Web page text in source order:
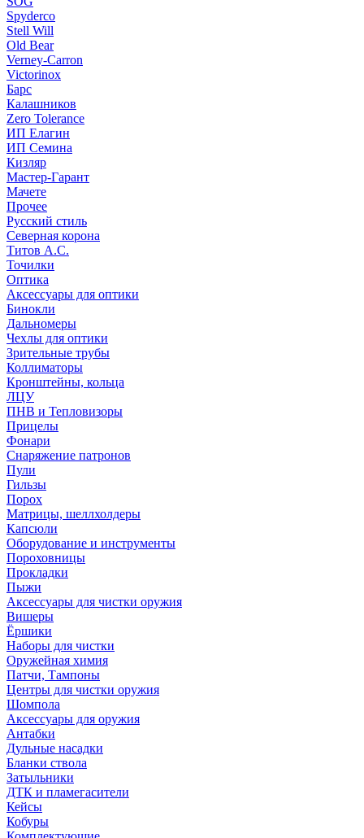
Spyderco
Stell Will
Old Bear
Verney-Carron
Victorinox
Барс
Калашников
Zero Tolerance
ИП Елагин
ИП Семина
Кизляр
Мастер-Гарант
Мачете
Прочее
Русский стиль
Северная корона
Титов А.С.
Точилки
Оптика
Аксессуары для оптики
Бинокли
Дальномеры
Чехлы для оптики
Зрительные трубы
Коллиматоры
Кронштейны, кольца
ЛЦУ
ПНВ и Тепловизоры
Прицелы
Фонари
Снаряжение патронов
Пули
Гильзы
Порох
Матрицы, шеллхолдеры
Капсюли
Оборудование и инструменты
Пороховницы
Прокладки
Пыжи
Аксессуары для чистки оружия
Вишеры
Ёршики
Наборы для чистки
Оружейная химия
Патчи, Тампоны
Центры для чистки оружия
Шомпола
Аксессуары для оружия
Антабки
Дульные насадки
Бланки ствола
Затыльники
ДТК и пламегасители
Кейсы
Кобуры